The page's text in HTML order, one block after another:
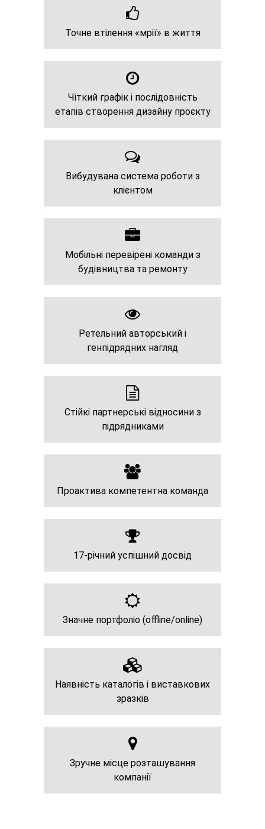
Точне втілення «мрії» в життя
Чіткий графік і послідовність
етапів створення дизайну проєкту
Вибудувана система роботи з
клієнтом
Мобільні перевірені команди з
будівництва та ремонту
Ретельний авторський і
генпідрядних нагляд
Стійкі партнерські відносини з
підрядниками
Проактива компетентна команда
17-річний успішний досвід
Значне портфоліо (offline/online)
Наявність каталогів і виставкових
зразків
Зручне місце розташування
компанії